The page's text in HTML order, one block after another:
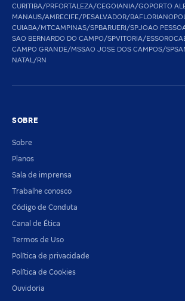
CURITIBA/PRFORTALEZA/CEGOIANIA/GOPORTO
MANAUS/AMRECIFE/PESALVADOR/BA
CUIABA/MTCAMPINAS/SPBARUERI/SPJOAO
SAO BERNARDO DO CAMPO/SPVITORIA/ES
CAMPO GRANDE/MSSAO JOSE DOS CAMPOS/SP
NATAL/RN
SOBRE
Sobre
Planos
Sala de imprensa
Trabalhe conosco
Código de Conduta
Canal de Ética
Termos de Uso
Política de privacidade
Política de Cookies
Ouvidoria